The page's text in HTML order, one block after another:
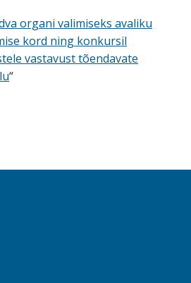
organi valimiseks avaliku
kord ning konkursil
vastavust tõendavate
“